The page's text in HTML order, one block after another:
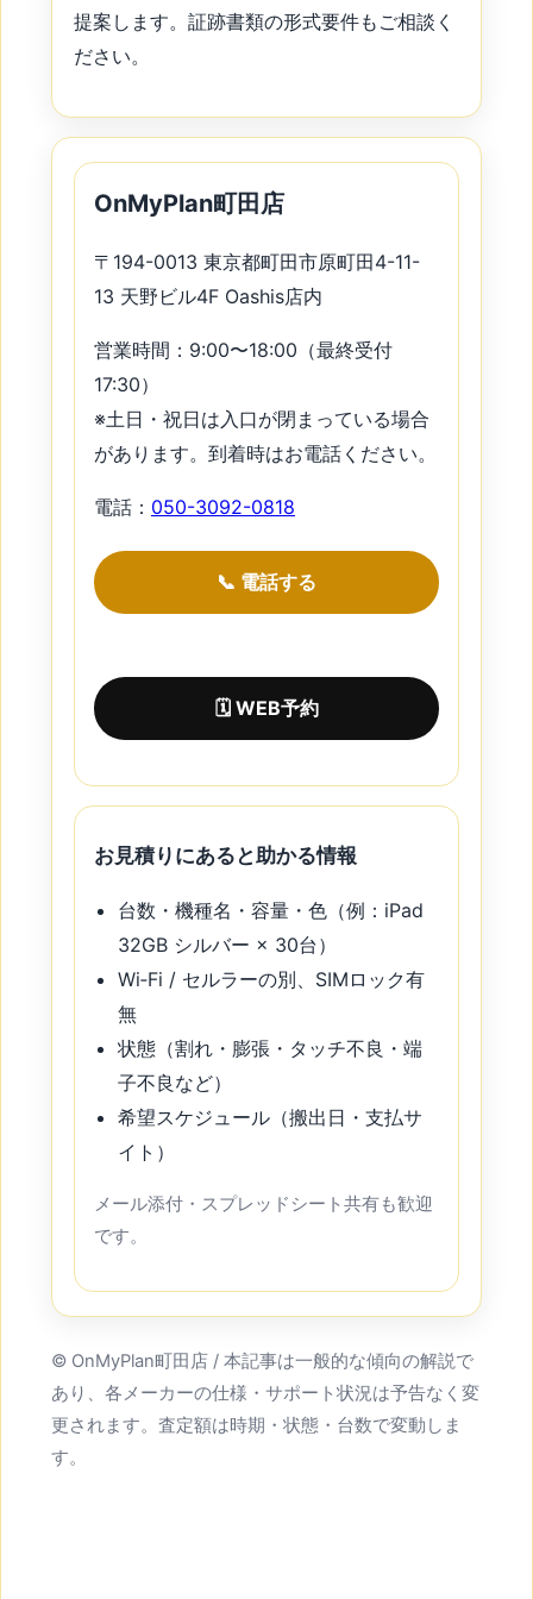
提案します。証跡書類の形式要件もご相談く
ださい。
OnMyPlan町田店
〒194-0013 東京都町田市原町田4-11-
13 天野ビル4F Oashis店内
営業時間：9:00〜18:00（最終受付
17:30）
※土日・祝日は入口が閉まっている場合
があります。到着時はお電話ください。
電話： 050-3092-0818
📞 電話する
🗓 WEB予約
お見積りにあると助かる情報
台数・機種名・容量・色（例：iPad
32GB シルバー × 30台）
Wi‑Fi / セルラーの別、SIMロック有
無
状態（割れ・膨張・タッチ不良・端
子不良など）
希望スケジュール（搬出日・支払サ
イト）
メール添付・スプレッドシート共有も歓迎
です。
© OnMyPlan町田店 / 本記事は一般的な傾向の解説で
あり、各メーカーの仕様・サポート状況は予告なく変
更されます。査定額は時期・状態・台数で変動しま
す。